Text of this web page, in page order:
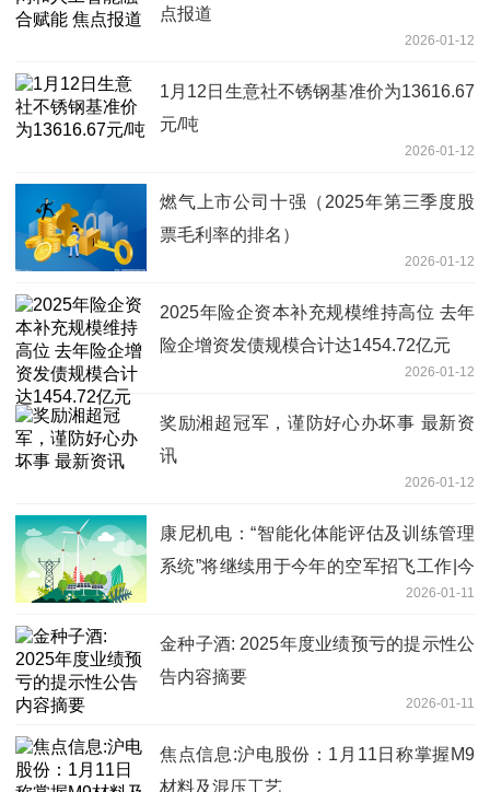
点报道
2026-01-12
1月12日生意社不锈钢基准价为13616.67
元/吨
2026-01-12
燃气上市公司十强（2025年第三季度股
票毛利率的排名）
2026-01-12
2025年险企资本补充规模维持高位 去年
险企增资发债规模合计达1454.72亿元
2026-01-12
奖励湘超冠军，谨防好心办坏事 最新资
讯
2026-01-12
康尼机电：“智能化体能评估及训练管理
系统”将继续用于今年的空军招飞工作|今
2026-01-11
金种子酒: 2025年度业绩预亏的提示性公
告内容摘要
2026-01-11
焦点信息:沪电股份：1月11日称掌握M9
材料及混压工艺